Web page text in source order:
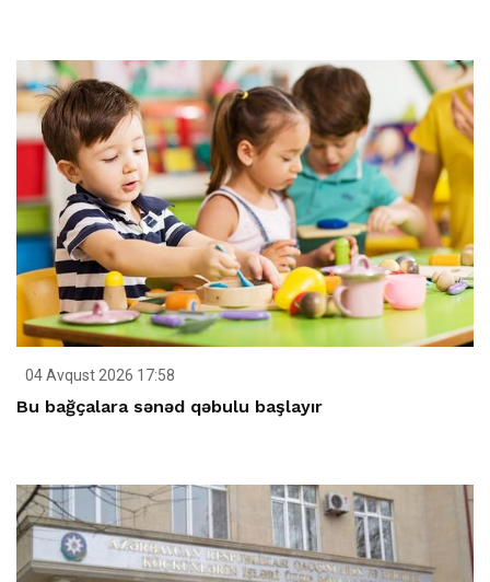
04 Avqust 2026 17:58
Bu bağçalara sənəd qəbulu başlayır